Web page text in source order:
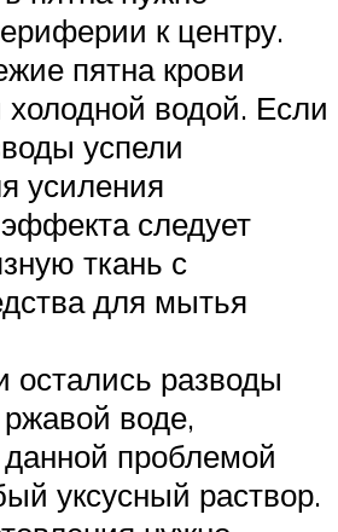
к центру.
пятна крови
холодной водой. Если
успели
усиления
следует
ткань с
для мытья
остались разводы
воде,
проблемой
уксусный раствор.